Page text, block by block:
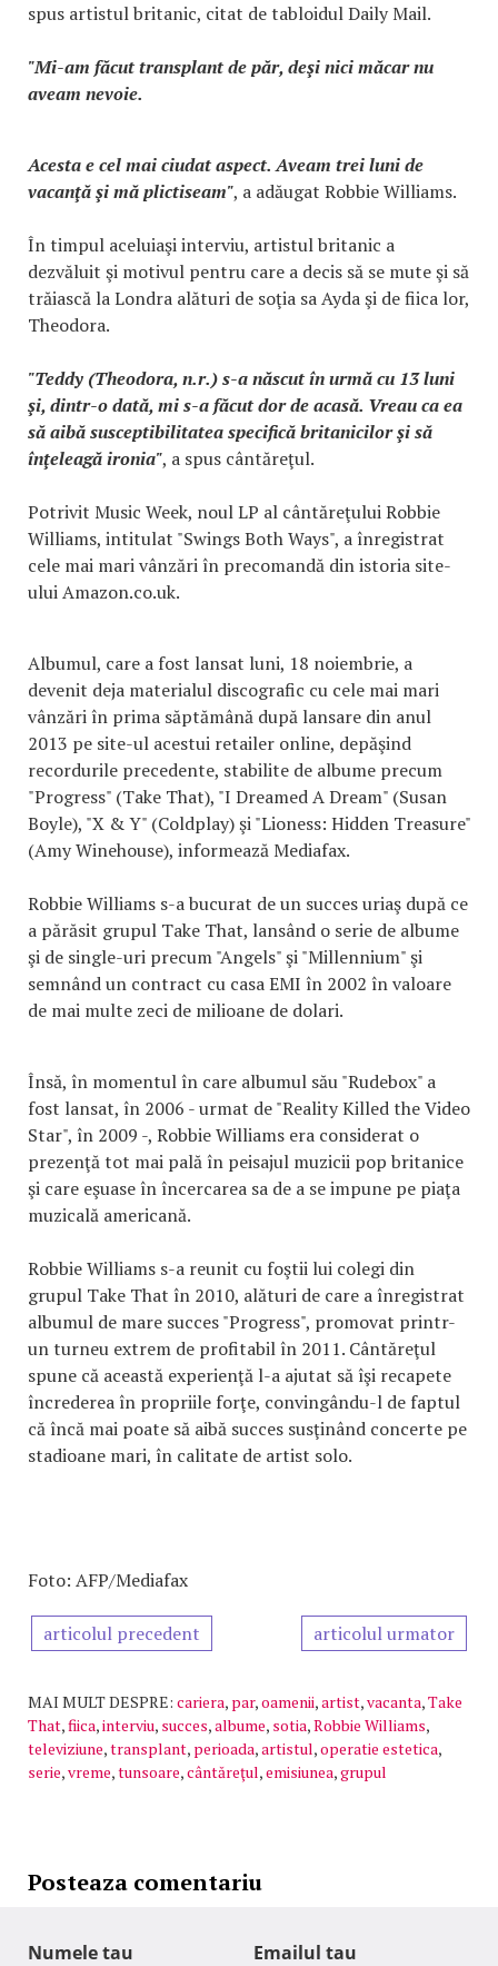
spus artistul britanic, citat de tabloidul Daily Mail.
"Mi-am făcut transplant de păr, deşi nici măcar nu
aveam nevoie.
Acesta e cel mai ciudat aspect. Aveam trei luni de
vacanţă şi mă plictiseam", a adăugat Robbie Williams.
În timpul aceluiaşi interviu, artistul britanic a
dezvăluit şi motivul pentru care a decis să se mute şi să
trăiască la Londra alături de soţia sa Ayda şi de fiica lor,
Theodora.
"Teddy (Theodora, n.r.) s-a născut în urmă cu 13 luni
şi, dintr-o dată, mi s-a făcut dor de acasă. Vreau ca ea
să aibă susceptibilitatea specifică britanicilor şi să
înţeleagă ironia", a spus cântăreţul.
Potrivit Music Week, noul LP al cântăreţului Robbie
Williams, intitulat "Swings Both Ways", a înregistrat
cele mai mari vânzări în precomandă din istoria site-
ului Amazon.co.uk.
Albumul, care a fost lansat luni, 18 noiembrie, a
devenit deja materialul discografic cu cele mai mari
vânzări în prima săptămână după lansare din anul
2013 pe site-ul acestui retailer online, depăşind
recordurile precedente, stabilite de albume precum
"Progress" (Take That), "I Dreamed A Dream" (Susan
Boyle), "X & Y" (Coldplay) şi "Lioness: Hidden Treasure"
(Amy Winehouse), informează Mediafax.
Robbie Williams s-a bucurat de un succes uriaş după ce
a părăsit grupul Take That, lansând o serie de albume
şi de single-uri precum "Angels" şi "Millennium" şi
semnând un contract cu casa EMI în 2002 în valoare
de mai multe zeci de milioane de dolari.
Însă, în momentul în care albumul său "Rudebox" a
fost lansat, în 2006 - urmat de "Reality Killed the Video
Star", în 2009 -, Robbie Williams era considerat o
prezenţă tot mai pală în peisajul muzicii pop britanice
şi care eşuase în încercarea sa de a se impune pe piaţa
muzicală americană.
Robbie Williams s-a reunit cu foştii lui colegi din
grupul Take That în 2010, alături de care a înregistrat
albumul de mare succes "Progress", promovat printr-
un turneu extrem de profitabil în 2011. Cântăreţul
spune că această experienţă l-a ajutat să îşi recapete
încrederea în propriile forţe, convingându-l de faptul
că încă mai poate să aibă succes susţinând concerte pe
stadioane mari, în calitate de artist solo.
Foto: AFP/Mediafax
articolul precedent articolul urmator
MAI MULT DESPRE: cariera, par,oamenii,artist,vacanta,Take
That,fiica,interviu, succes,albume, sotia,Robbie Williams,
televiziune,transplant, perioada,artistul,operatie estetica,
serie,vreme,tunsoare,cântăreţul,emisiunea,grupul
Posteaza comentariu
Numele tau Emailul tau